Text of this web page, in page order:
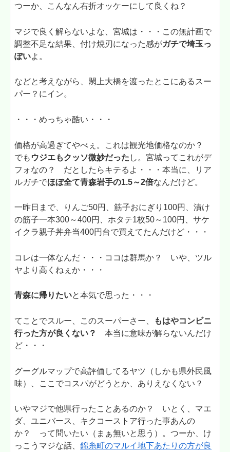
つーか、こんなん右折オッケーにして良くね？
マジで良く解らないよな、宮城は・・・この無計画で
調整不足な結果、付け焼刃になった感がガチで埼玉っ
ぽいよ。
などと考えながら、閖上大橋を渡ったとこにあるスー
パー？にイン。
・・・めっちゃ酷い・・・
価格が高過ぎてやべぇ。これは観光地価格なのか？
でも ウジエもクッソ微妙だった し。宮城ってこれがデ
フォなの？ だとしたらキテるよ・・・本当に、リア
ルガチでほぼ全て青森岩手の1.5～2倍なんだけど。
一昨日まで、りんご50円、筋子おにぎり100円、漬け
の筋子一本300～400円、ホタテ1枚50～100円、サケ
イクラ親子丼弁当400円台で買えてたんだけど・・・
コレは一体なんだ・・・ココは群馬か？ いや、ツル
ヤより高くねぇか・・・
青森に帰りたいと本気で思った・・・
てことでスルー、このスーパーさー、
もはやコンビニ
行った方が良くない？
本当に意味が解らないんだけ
ど・・・
グーグルマップで高評価してるヤツ（しかも県外民風
味）、ここでコスパがどうとか、ありえなくない？
いやマジで他県行ったことあるのか？ いとく、マエ
ダ、ユニバース、キクコーストア行った事あんの
か？ って問いたい（まぁ無いと思う）。つーか、け
っこうマジな話、錦糸町のマルイ地下あたりの方が良